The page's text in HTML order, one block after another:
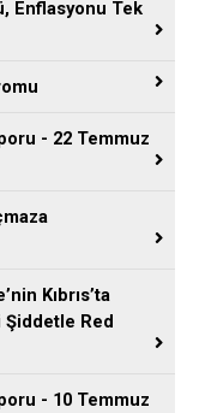
Enflasyonu Tek
- 22 Temmuz
Kıbrıs’ta
Red
- 10 Temmuz